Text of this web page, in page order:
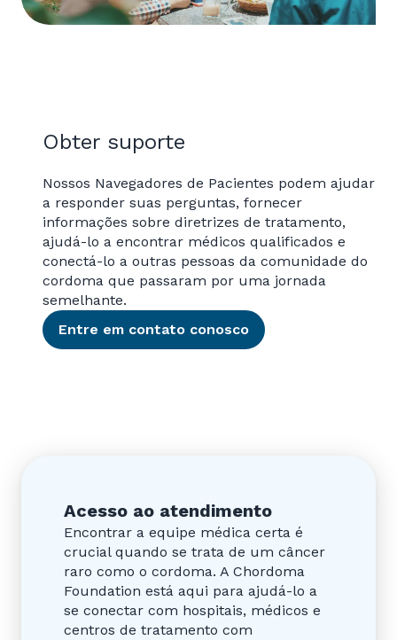
Obter suporte
Nossos Navegadores de Pacientes podem ajudar
a responder suas perguntas, fornecer
informações sobre diretrizes de tratamento,
ajudá-lo a encontrar médicos qualificados e
conectá-lo a outras pessoas da comunidade do
cordoma que passaram por uma jornada
semelhante.
Entre em contato conosco
Acesso ao atendimento
Encontrar a equipe médica certa é
crucial quando se trata de um câncer
raro como o cordoma. A Chordoma
Foundation está aqui para ajudá-lo a
se conectar com hospitais, médicos e
centros de tratamento com